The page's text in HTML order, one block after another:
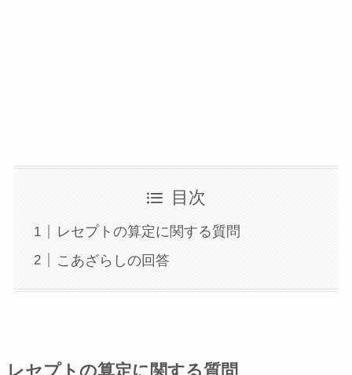
目次
レセプトの算定に関する質問
こあざらしの回答